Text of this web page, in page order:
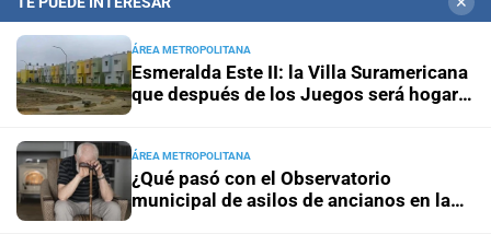
Te puede interesar
ÁREA METROPOLITANA
Esmeralda Este II: la Villa Suramericana
que después de los Juegos será hogar
ÁREA METROPOLITANA
¿Qué pasó con el Observatorio
municipal de asilos de ancianos en la